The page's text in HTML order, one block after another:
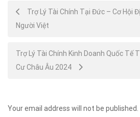
Post
navigation
Trợ Lý Tài Chính Tại Đức – Cơ Hội
Người Việt
Trợ Lý Tài Chính Kinh Doanh Quốc Tế
Cư Châu Âu 2024
Your email address will not be published.